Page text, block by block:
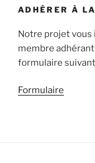
ADHÉRER À
Notre projet vous
membre
formulaire
Formulaire